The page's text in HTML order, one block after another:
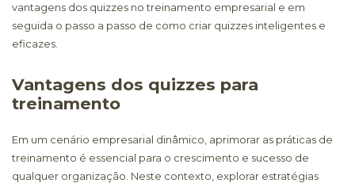
vantagens dos quizzes no treinamento empresarial e em
seguida o passo a passo de como criar quizzes inteligentes e
eficazes.
Vantagens dos quizzes para
treinamento
Em um cenário empresarial dinâmico, aprimorar as práticas de
treinamento é essencial para o crescimento e sucesso de
qualquer organização. Neste contexto, explorar estratégias